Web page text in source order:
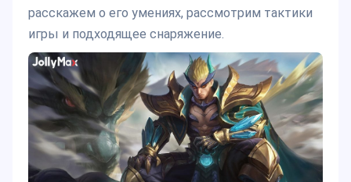
расскажем о его умениях, рассмотрим тактики
игры и подходящее снаряжение.